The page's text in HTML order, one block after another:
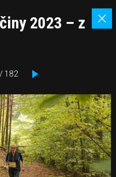
2023 – z
182